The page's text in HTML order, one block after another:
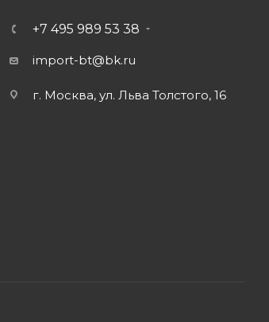
+7 495 989 53 38
import-bt@bk.ru
г. Москва, ул. Льва Толстого, 16